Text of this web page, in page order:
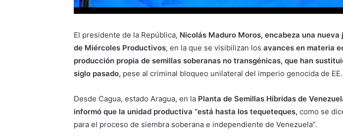
El presidente de la República, Nicolás Maduro Moros, encabeza una
de Miércoles Productivos, en la que se visibilizan losavances en materia
producción propia de semillas soberanas no transgénicas, que han
siglo pasado, pese al criminal bloqueo unilateral del imperio genocida de
Desde Cagua, estado Aragua, en la Planta de Semillas Híbridas de
informó que la unidad productiva “está hasta los tequeteques, como se
para el proceso de siembra soberana e independiente de Venezuela”.